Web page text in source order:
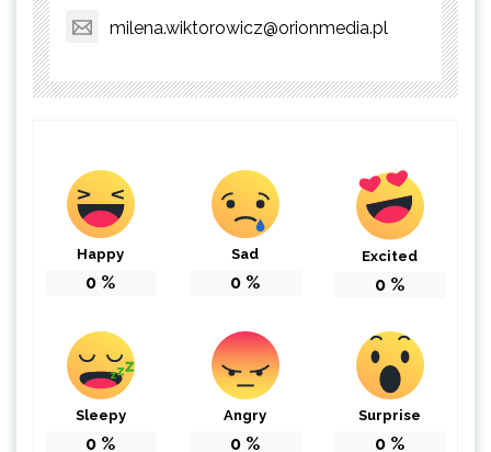
milena.wiktorowicz@orionmedia.pl
Happy
0 %
Sad
0 %
Excited
0 %
Sleepy
0 %
Angry
0 %
Surprise
0 %